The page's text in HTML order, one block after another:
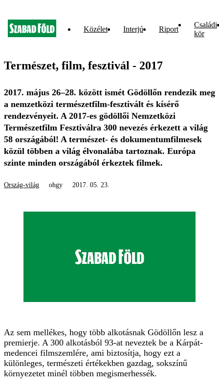
Közélet Interjú Riport
Családi
kör
Természet, film, fesztivál - 2017
2017. május 26–28. között ismét Gödöllőn rendezik meg
a nemzetközi természetfilm-fesztivált és kísérő
rendezvényeit. A 2017-es gödöllői Nemzetközi
Természetfilm Fesztiválra 300 nevezés érkezett a világ
58 országából! A természet- és dokumentumfilmesek
közül többen a világ élvonalába tartoznak. Európa
szinte minden országából érkeztek filmek.
Ország-világ ohgy 2017. 05. 23.
Az sem mellékes, hogy több alkotásnak Gödöllőn lesz a
premierje. A 300 alkotásból 93-at neveztek be a Kárpát-
medencei filmszemlére, ami biztosítja, hogy ezt a
különleges, természeti értékekben gazdag, sokszínű
környezetet minél többen megismerhessék.